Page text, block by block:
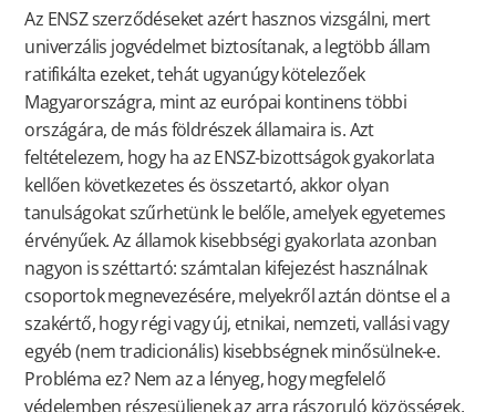
Az ENSZ szerződéseket azért hasznos vizsgálni, mert
univerzális jogvédelmet biztosítanak, a legtöbb állam
ratifikálta ezeket, tehát ugyanúgy kötelezőek
Magyarországra, mint az európai kontinens többi
országára, de más földrészek államaira is. Azt
feltételezem, hogy ha az ENSZ-bizottságok gyakorlata
kellően következetes és összetartó, akkor olyan
tanulságokat szűrhetünk le belőle, amelyek egyetemes
érvényűek. Az államok kisebbségi gyakorlata azonban
nagyon is széttartó: számtalan kifejezést használnak
csoportok megnevezésére, melyekről aztán döntse el a
szakértő, hogy régi vagy új, etnikai, nemzeti, vallási vagy
egyéb (nem tradicionális) kisebbségnek minősülnek-e.
Probléma ez? Nem az a lényeg, hogy megfelelő
védelemben részesüljenek az arra rászoruló közösségek,